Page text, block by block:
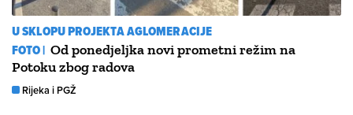
U SKLOPU PROJEKTA AGLOMERACIJE
FOTO | Od ponedjeljka novi prometni režim na
Potoku zbog radova
Rijeka i PGŽ